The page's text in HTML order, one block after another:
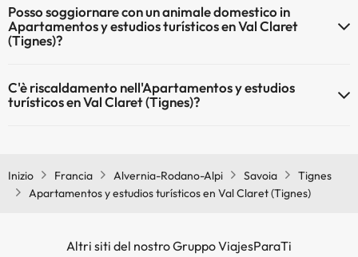
Posso soggiornare con un animale domestico in
Apartamentos y estudios turísticos en Val Claret
(Tignes)?
en Val Claret (Tignes).
C'è riscaldamento nell'Apartamentos y estudios
turísticos en Val Claret (Tignes)?
Inizio
Francia Alvernia-Rodano-Alpi Savoia
Tignes
Apartamentos y estudios turísticos en Val Claret (Tignes)
Altri siti del nostro Gruppo ViajesParaTi